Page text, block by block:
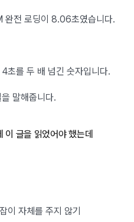
완전 로딩이 8.06초였습니다.
초를 두 배 넘긴 숫자입니다.
말해줍니다.
이 글을 읽었어야 했는데
이 자체를 주지 않기